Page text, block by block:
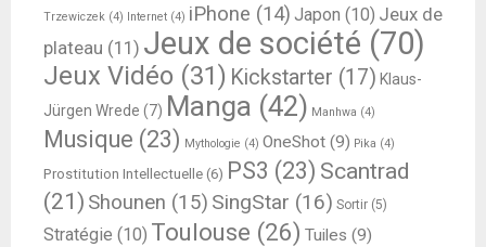
Trzewiczek (4) Internet (4) iPhone (14) Japon (10) Jeux de
plateau (11) Jeux de société (70)
Jeux Vidéo (31) Kickstarter (17) Klaus-
Jürgen Wrede (7) Manga (42) Manhwa (4)
Musique (23) Mythologie (4) OneShot (9) Pika (4)
Prostitution Intellectuelle (6) PS3 (23) Scantrad
(21) Shounen (15) SingStar (16) Sortir (5)
Stratégie (10) Toulouse (26) Tuiles (9)